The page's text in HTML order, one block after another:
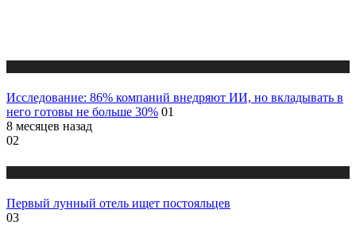
Исследование: 86% компаний внедряют ИИ, но вкладывать в
него готовы не больше 30% 01
8 месяцев назад
02
Первый лунный отель ищет постояльцев
03